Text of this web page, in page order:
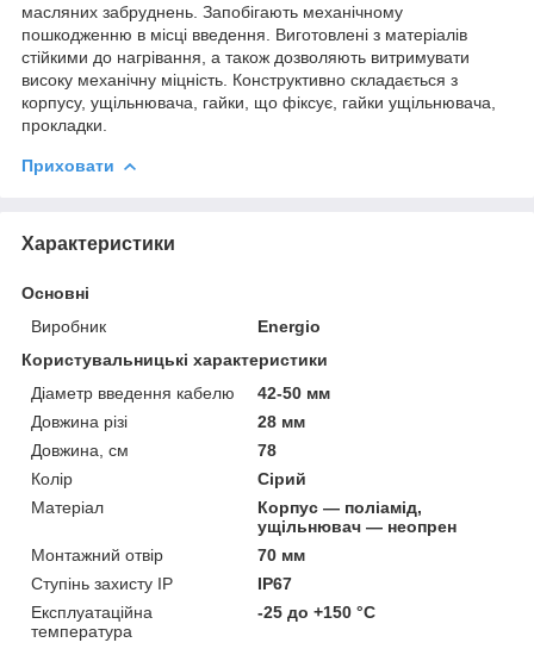
масляних забруднень. Запобігають механічному
пошкодженню в місці введення. Виготовлені з матеріалів
стійкими до нагрівання, а також дозволяють витримувати
високу механічну міцність. Конструктивно складається з
корпусу, ущільнювача, гайки, що фіксує, гайки ущільнювача,
прокладки.
Приховати
Характеристики
Основні
Виробник
Energio
Користувальницькі характеристики
Діаметр введення кабелю
42-50 мм
Довжина різі
28 мм
Довжина, см
78
Колір
Сірий
Матеріал
Корпус — поліамід,
ущільнювач — неопрен
Монтажний отвір
70 мм
Ступінь захисту IP
IP67
Експлуатаційна
температура
-25 до +150 °С